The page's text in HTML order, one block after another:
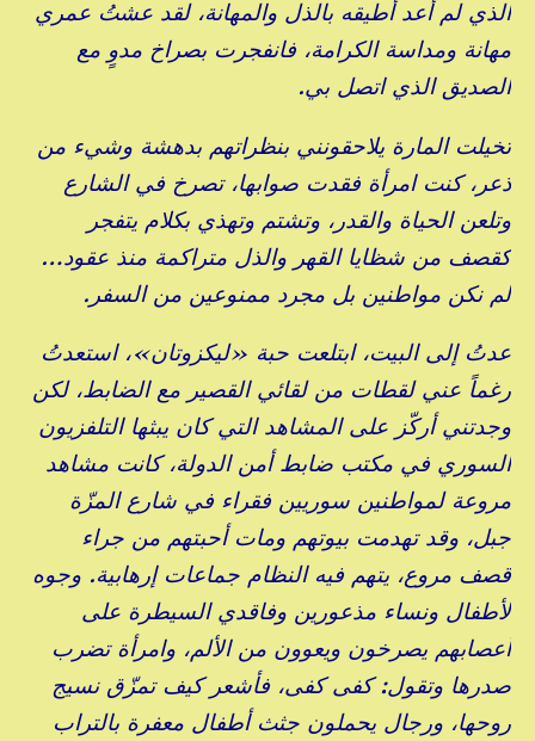
الذي لم أعد أطيقه بالذل والمهانة، لقد عشتُ عمري
مهانة ومداسة الكرامة، فانفجرت بصراخ مدوٍ مع
الصديق الذي اتصل بي.
تخيلت المارة يلاحقونني بنظراتهم بدهشة وشيء من
ذعر، كنت امرأة فقدت صوابها، تصرخ في الشارع
وتلعن الحياة والقدر، وتشتم وتهذي بكلام يتفجر
كقصف من شظايا القهر والذل متراكمة منذ عقود…
لم نكن مواطنين بل مجرد ممنوعين من السفر.
عدتُ إلى البيت، ابتلعت حبة «ليكزوتان»، استعدتُ
رغماً عني لقطات من لقائي القصير مع الضابط، لكن
وجدتني أركّز على المشاهد التي كان يبثها التلفزيون
السوري في مكتب ضابط أمن الدولة، كانت مشاهد
مروعة لمواطنين سوريين فقراء في شارع المزّة
جبل، وقد تهدمت بيوتهم ومات أحبتهم من جراء
قصف مروع، يتهم فيه النظام جماعات إرهابية. وجوه
لأطفال ونساء مذعورين وفاقدي السيطرة على
أعصابهم يصرخون ويعوون من الألم، وامرأة تضرب
صدرها وتقول: كفى كفى، فأشعر كيف تمزّق نسيج
روحها، ورجال يحملون جثث أطفال معفرة بالتراب